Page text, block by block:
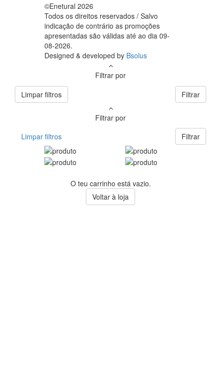
©Enetural 2026
Todos os direitos reservados / Salvo
indicação de contrário as promoções
apresentadas são válidas até ao dia 09-
08-2026.
Designed & developed by Bsolus
Filtrar por
Limpar filtros
Filtrar
Filtrar por
Limpar filtros
Filtrar
O teu carrinho está vazio.
Voltar à loja